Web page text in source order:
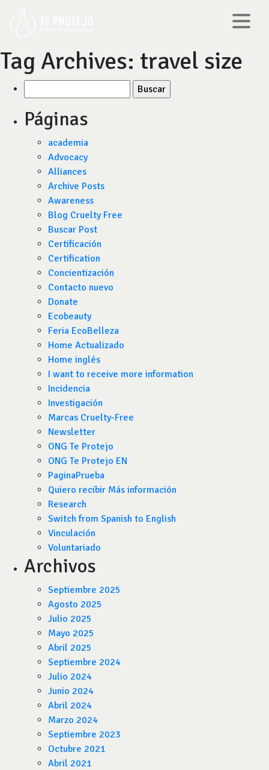
Tag Archives: travel size
por:
Páginas
academia
Advocacy
Alliances
Archive Posts
Awareness
Blog Cruelty Free
Buscar Post
Certificación
Certification
Concientización
Contacto nuevo
Donate
Ecobeauty
Feria EcoBelleza
Home Actualizado
Home inglés
I want to receive more information
Incidencia
Investigación
Marcas Cruelty-Free
Newsletter
ONG Te Protejo
ONG Te Protejo EN
PaginaPrueba
Quiero recibir Más información
Research
Switch from Spanish to English
Vinculación
Voluntariado
Archivos
Septiembre 2025
Agosto 2025
Julio 2025
Mayo 2025
Abril 2025
Septiembre 2024
Julio 2024
Junio 2024
Abril 2024
Marzo 2024
Septiembre 2023
Octubre 2021
Abril 2021